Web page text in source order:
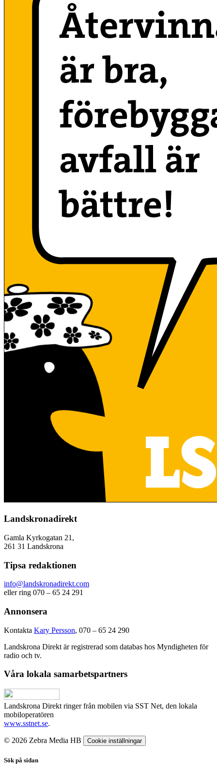
Landskronadirekt
Gamla Kyrkogatan 21,
261 31 Landskrona
Tipsa redaktionen
info@landskronadirekt.com
eller ring 070 – 65 24 291
Annonsera
Kontakta Kary Persson, 070 – 65 24 290
Landskrona Direkt är registrerad som databas hos Myndigheten för
radio och tv.
Våra lokala samarbetspartners
Landskrona Direkt ringer från mobilen via SST Net, den lokala
mobiloperatören
www.sstnet.se.
© 2026 Zebra Media HB Cookie inställningar
Sök på sidan